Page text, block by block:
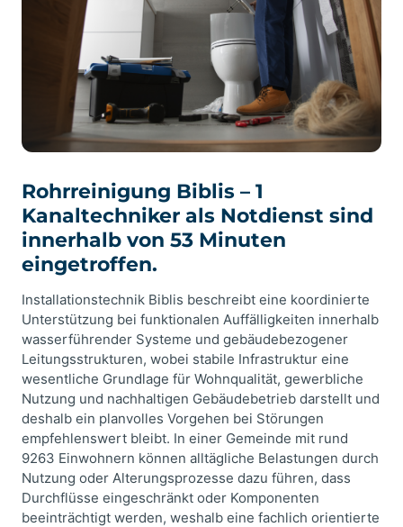
Rohrreinigung Biblis – 1
Kanaltechniker als Notdienst sind
innerhalb von 53 Minuten
eingetroffen.
Installationstechnik Biblis beschreibt eine koordinierte
Unterstützung bei funktionalen Auffälligkeiten innerhalb
wasserführender Systeme und gebäudebezogener
Leitungsstrukturen, wobei stabile Infrastruktur eine
wesentliche Grundlage für Wohnqualität, gewerbliche
Nutzung und nachhaltigen Gebäudebetrieb darstellt und
deshalb ein planvolles Vorgehen bei Störungen
empfehlenswert bleibt. In einer Gemeinde mit rund
9263 Einwohnern können alltägliche Belastungen durch
Nutzung oder Alterungsprozesse dazu führen, dass
Durchflüsse eingeschränkt oder Komponenten
beeinträchtigt werden, weshalb eine fachlich orientierte